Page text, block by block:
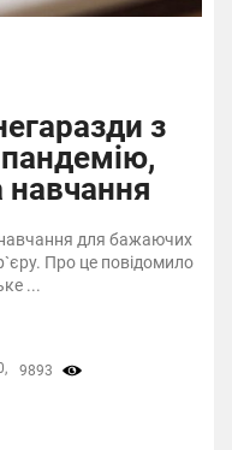
з
для бажаючих
Про це повідомило
...
9893